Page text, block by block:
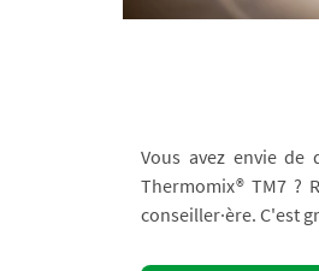
Vous avez envie de
Thermomix® TM7 ?
conseiller·ère. C'est